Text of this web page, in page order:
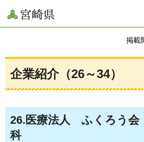
宮崎県
掲載
企業紹介（26～34）
26.医療法人 ふくろう会
科